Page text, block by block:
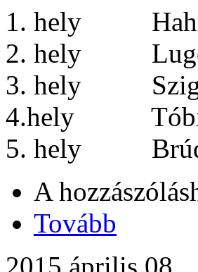
1. hely
2. hely
3. hely
4.hely
5. hely
A
Tovább
2015 április 08